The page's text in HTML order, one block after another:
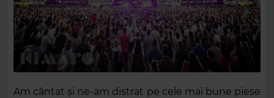
Am cântat și ne-am distrat pe cele mai bune piese